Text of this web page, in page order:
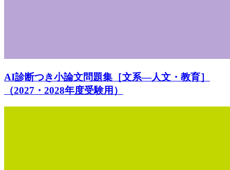
AI診断つき小論文問題集［文系―人文・教育］
（2027・2028年度受験用）